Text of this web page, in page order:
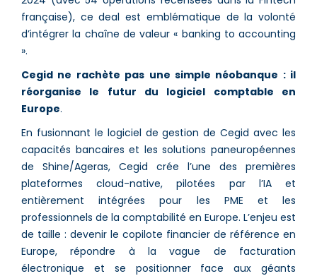
française), ce deal est emblématique de la volonté
d’intégrer la chaîne de valeur « banking to accounting
».
Cegid ne rachète pas une simple néobanque : il
réorganise le futur du logiciel comptable en
Europe.
En fusionnant le logiciel de gestion de Cegid avec les
capacités bancaires et les solutions paneuropéennes
de Shine/Ageras, Cegid crée l’une des premières
plateformes cloud-native, pilotées par l’IA et
entièrement intégrées pour les PME et les
professionnels de la comptabilité en Europe. L’enjeu est
de taille : devenir le copilote financier de référence en
Europe, répondre à la vague de facturation
électronique et se positionner face aux géants